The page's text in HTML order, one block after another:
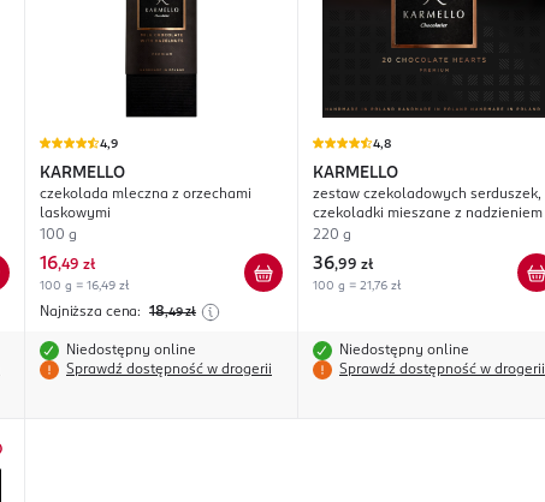
4,9
KARMELLO
czekolada mleczna z orzechami
laskowymi
100 g
16,49 zł
100 g = 16,49 zł
Najniższa cena: 18,49 zł
Niedostępny online
Sprawdź dostępność w drogerii
4,8
KARMELLO
zestaw czekoladowych serduszek,
czekoladki mieszane z nadzieniem
220 g
36,99 zł
100 g = 21,76 zł
Niedostępny online
Sprawdź dostępność w drogerii